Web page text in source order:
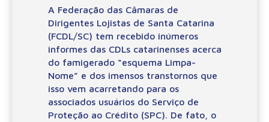
A Federação das Câmaras de
Dirigentes Lojistas de Santa Catarina
(FCDL/SC) tem recebido inúmeros
informes das CDLs catarinenses acerca
do famigerado “esquema Limpa-
Nome” e dos imensos transtornos que
isso vem acarretando para os
associados usuários do Serviço de
Proteção ao Crédito (SPC). De fato, o